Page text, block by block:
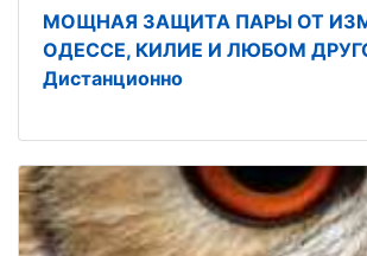
МОЩНАЯ ЗАЩИТА ПАРЫ ОТ
ОДЕССЕ, КИЛИЕ И ЛЮБОМ
Дистанционно